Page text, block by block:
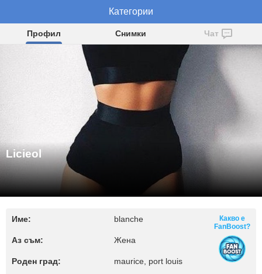
Licieol
Профил Снимки Чат
Licieol
Име: blanche
Аз съм: Жена
Роден град: maurice, port louis
Какво е
FanBoost?
Категории